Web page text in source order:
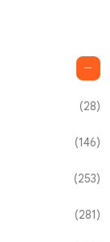
(28)
(146)
(253)
(281)